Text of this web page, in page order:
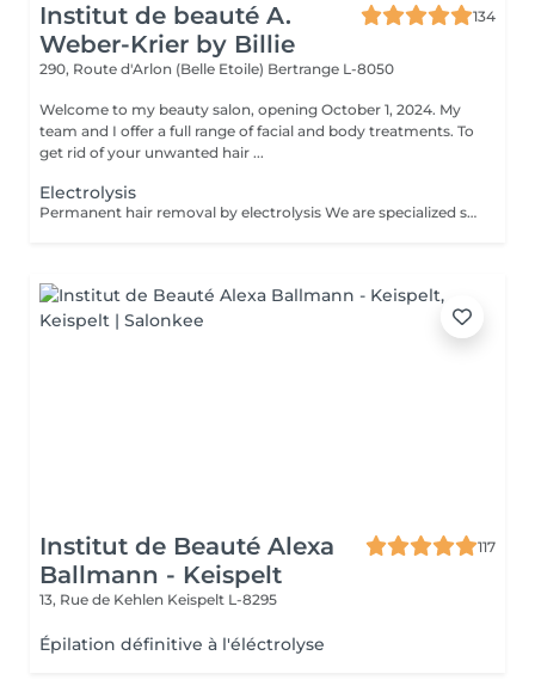
Institut de beauté A.
Weber-Krier by Billie
134
290, Route d'Arlon (Belle Etoile) Bertrange L-8050
Welcome to my beauty salon, opening October 1, 2024. My
team and I offer a full range of facial and body treatments. To
get rid of your unwanted hair ...
Electrolysis
Permanent hair removal by electrolysis We are specialized since 1970 in permanent hair removal by electrolysis, the effectiveness of this method of permanent hair removal is indisputable. Electrolysis allows permanent removal of the cells responsible for hair growth by inserting a filament into the hair follicle and applying a high-speed current adjusted according to the hair and the targeted region. All skin and hair colors as well as all regions can be treated efficiently and without any compromise.
Institut de Beauté Alexa
Ballmann - Keispelt
117
13, Rue de Kehlen Keispelt L-8295
Épilation définitive à l'éléctrolyse